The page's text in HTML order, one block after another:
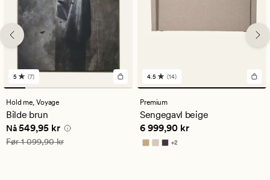
7
anmeldelser
med
en
gjennomsnittlig
vurdering
på
5
5 (7)
Hold me, Voyage
Bilde brun
Nåværende pris
Nå549,95 kr
Vanlig pris 1 099,90 kr
Før1 099,90 kr
14
anmeldelser
med
en
gjennomsnittlig
vurdering
på
4.5
4.5 (14)
Premium
Sengegavl beige
Pris 6 999,90 kr
6 999,90 kr
+2
Tilgjengelig i flere farger